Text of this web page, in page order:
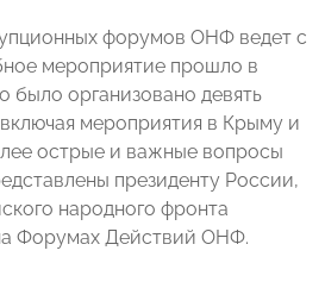
форумов ОНФ ведет с
мероприятие прошло в
было организовано девять
мероприятия в Крыму и
острые и важные вопросы
президенту России,
народного фронта
Форумах Действий ОНФ.